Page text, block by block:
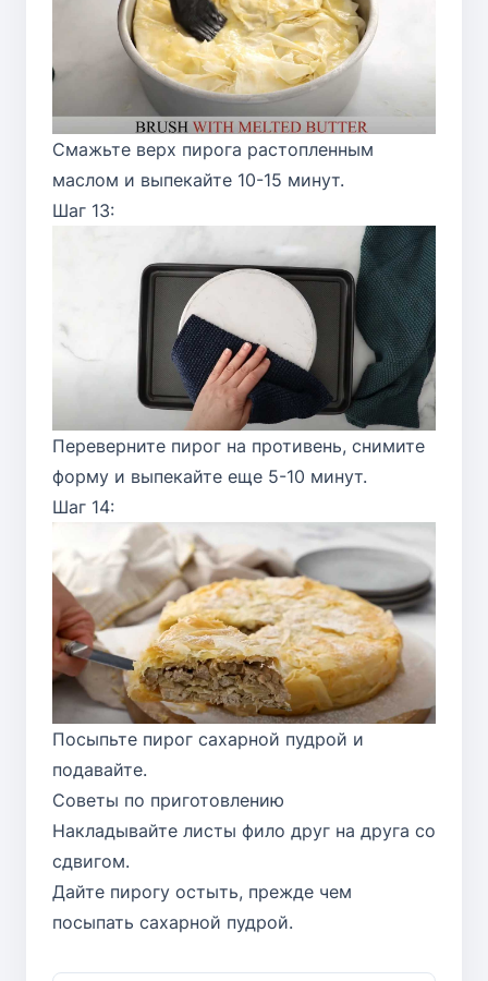
Смажьте верх пирога растопленным
маслом и выпекайте 10-15 минут.
Шаг 13:
Переверните пирог на противень, снимите
форму и выпекайте еще 5-10 минут.
Шаг 14:
Посыпьте пирог сахарной пудрой и
подавайте.
Советы по приготовлению
Накладывайте листы фило друг на друга со
сдвигом.
Дайте пирогу остыть, прежде чем
посыпать сахарной пудрой.